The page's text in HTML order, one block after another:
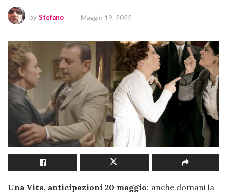
byStefano Maggio 19, 2022
Una Vita, anticipazioni 20 maggio: anche domani la